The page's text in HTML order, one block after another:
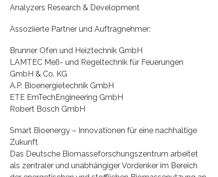
Analyzers Research & Development
Assoziierte Partner und Auftragnehmer:
Brunner Ofen und Heiztechnik GmbH
LAMTEC Meß- und Regeltechnik für Feuerungen
GmbH & Co. KG
A.P. Bioenergietechnik GmbH
ETE EmTechEngineering GmbH
Robert Bosch GmbH
Smart Bioenergy – Innovationen für eine nachhaltige
Zukunft
Das Deutsche Biomasseforschungszentrum arbeitet
als zentraler und unabhängiger Vordenker im Bereich